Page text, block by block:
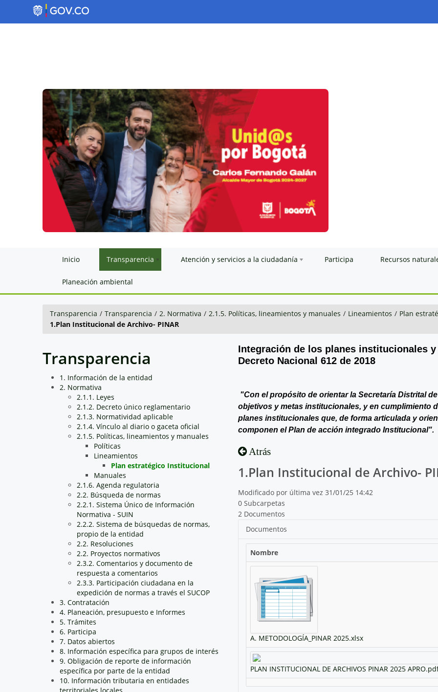
Inicio Transparencia Atención y servicios a la ciudadanía Participa Recursos
Planeación ambiental
Transparencia / Transparencia / 2. Normativa / 2.1.5. Políticas, lineamientos y manuales / Lineamientos / Plan
1.Plan Institucional de Archivo- PINAR
Transparencia
1. Información de la entidad
2. Normativa
2.1.1. Leyes
2.1.2. Decreto único reglamentario
2.1.3. Normatividad aplicable
2.1.4. Vínculo al diario o gaceta oficial
2.1.5. Políticas, lineamientos y manuales
Políticas
Lineamientos
Plan estratégico Institucional
Manuales
2.1.6. Agenda regulatoria
2.2. Búsqueda de normas
2.2.1. Sistema Único de Información
Normativa - SUIN
2.2.2. Sistema de búsquedas de normas,
propio de la entidad
2.2. Resoluciones
2.2. Proyectos normativos
2.3.2. Comentarios y documento de
respuesta a comentarios
2.3.3. Participación ciudadana en la
expedición de normas a través el SUCOP
3. Contratación
4. Planeación, presupuesto e Informes
5. Trámites
6. Participa
7. Datos abiertos
8. Información específica para grupos de interés
9. Obligación de reporte de información
específica por parte de la entidad
10. Información tributaria en entidades
territoriales locales
Integración de los planes institucionales
Decreto Nacional 612 de 2018
"Con el propósito de orientar la Secretaría Distrital
objetivos y metas institucionales, y en cumplimiento
planes institucionales que, de forma articulada y
componen el Plan de acción integrado Institucional".
Atrás
1.Plan Institucional de Archivo-
Modificado por última vez 31/01/25 14:42
0 Subcarpetas
2 Documentos
Documentos
Nombre
A. METODOLOGÍA_PINAR 2025.xlsx
PLAN INSTITUCIONAL DE ARCHIVOS PINAR 2025